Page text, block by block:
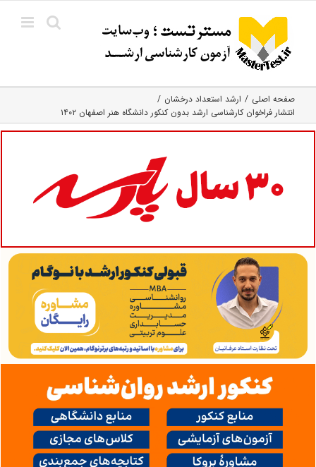
content
صفحه اصلی
ارشد استعداد درخشان
انتشار فراخوان کارشناسی ارشد بدون کنکور دانشگاه هنر اصفهان ۱۴۰۲